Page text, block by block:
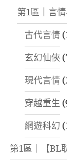
第1區｜言
古代言情
玄幻仙俠
現代言情
穿越重生
網遊科幻
第1區｜【BL